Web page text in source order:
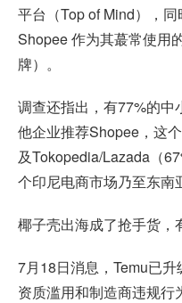
平台（Top of Mind），
Shopee 作为其蕞常使用
牌）。
调查还指出，有77%的
他企业推荐Shopee，这
及Tokopedia/Lazada（
个印尼电商市场乃至东南
椰子壳出海成了抢手货，
7月18日消息，Temu已
资质滥用和制造商违规行